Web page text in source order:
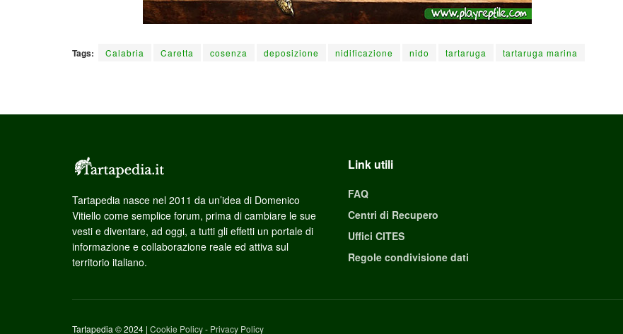
Tags: Calabria Caretta cosenza deposizione nidificazione nido tartaruga tartaruga marina
Tartapedia nasce nel 2011 da un’idea di Domenico
Vitiello come semplice forum, prima di cambiare le sue
vesti e diventare, ad oggi, a tutti gli effetti un portale di
informazione e collaborazione reale ed attiva sul
territorio italiano.
Link utili
FAQ
Centri di Recupero
Uffici CITES
Regole condivisione dati
Tartapedia © 2024 | Cookie Policy- Privacy Policy